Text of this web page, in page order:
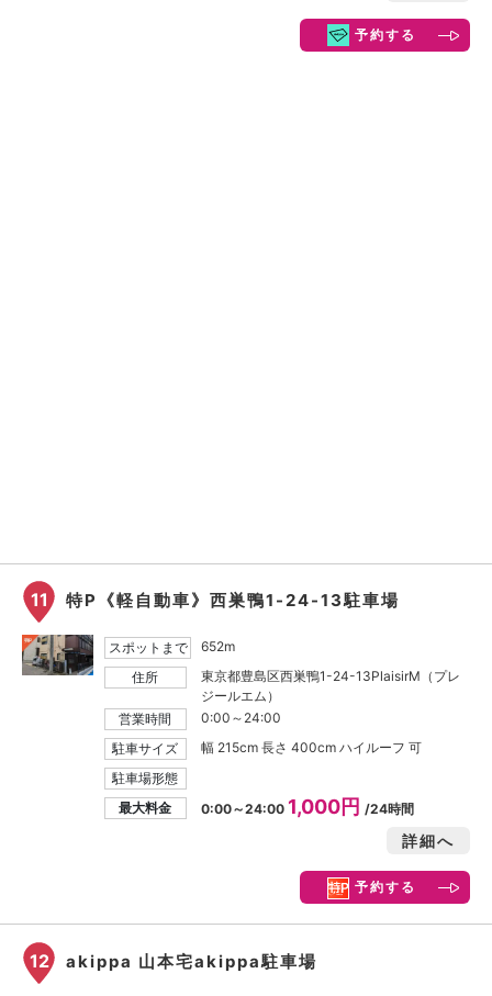
予約する
11 特P《軽自動車》西巣鴨1-24-13駐車場
スポットまで
652m
住所
東京都豊島区西巣鴨1-24-13PlaisirM（プレ
ジールエム）
営業時間
0:00～24:00
駐車サイズ
幅 215cm 長さ 400cm ハイルーフ 可
駐車場形態
最大料金
0:00～24:00 1,000円/24時間
詳細へ
予約する
12 akippa 山本宅akippa駐車場